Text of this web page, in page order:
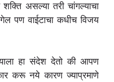
शक्ति असल्या तरी चांगल्याचा
पण वाईटाचा कधीच विजय
हा संदेश देतो की आपण
करू नये कारण ज्याप्रमाणे